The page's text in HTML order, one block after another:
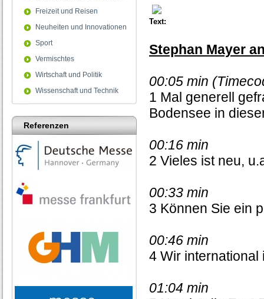
Freizeit und Reisen
Neuheiten und Innovationen
Sport
Vermischtes
Wirtschaft und Politik
Wissenschaft und Technik
Referenzen
Text:
Stephan Mayer
00:05 min
1 Mal generell
Bodensee in
00:16 min
2 Vieles ist neu,
00:33 min
3 Können Sie ein
00:46 min
4 Wir international
01:04 min